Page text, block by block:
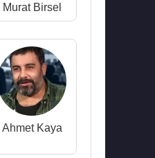
Murat Birsel
Ahmet Kaya